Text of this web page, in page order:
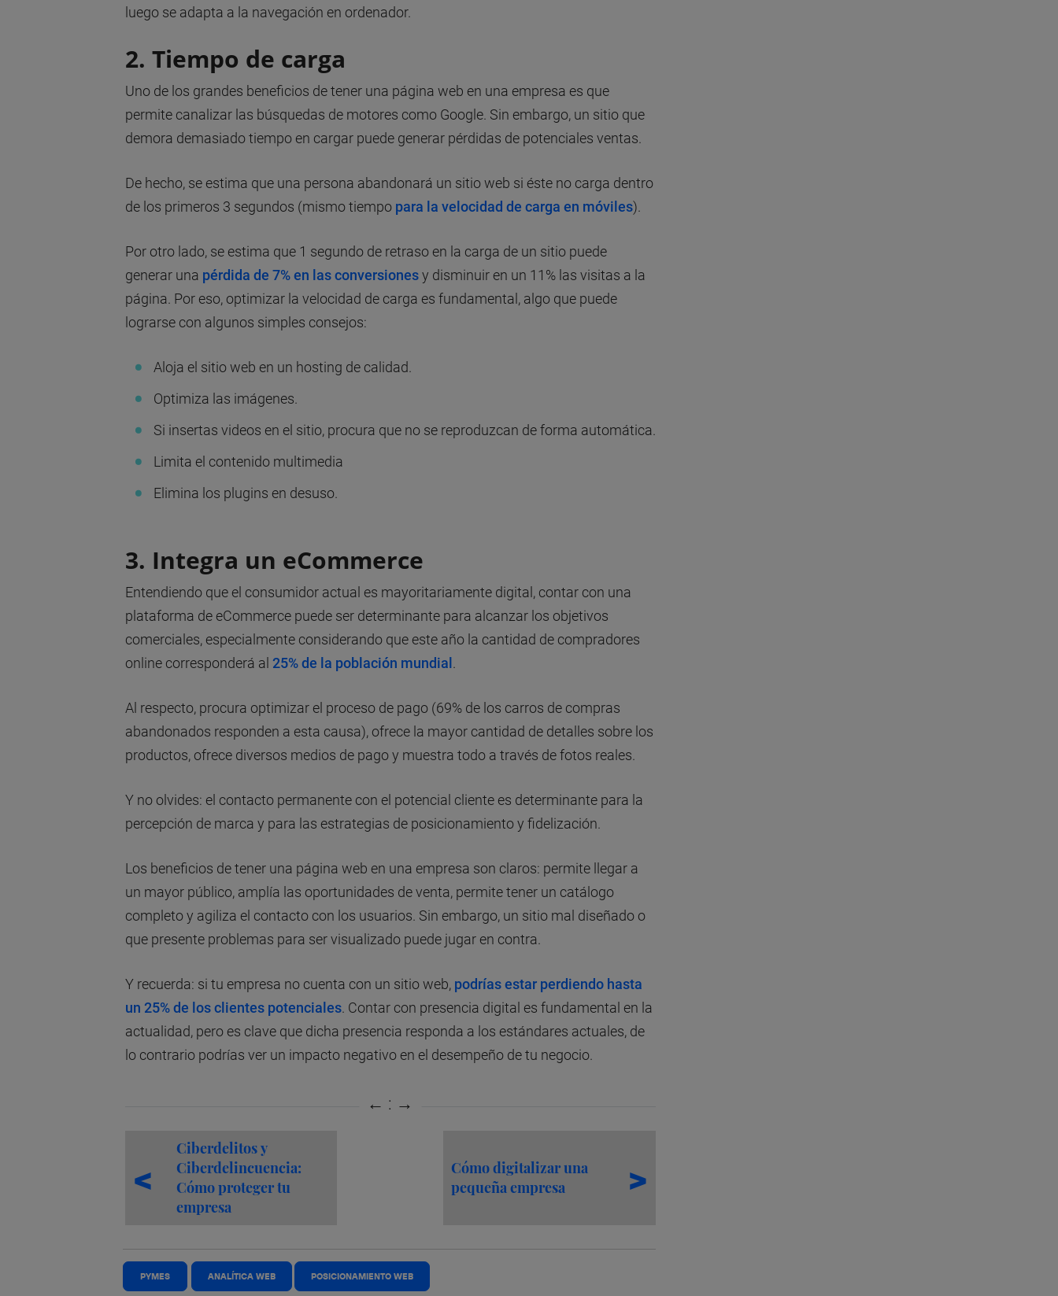
luego se adapta a la navegación en ordenador.
2. Tiempo de carga
Uno de los grandes beneficios de tener una página web en una empresa es que
permite canalizar las búsquedas de motores como Google. Sin embargo, un sitio que
demora demasiado tiempo en cargar puede generar pérdidas de potenciales ventas.
De hecho, se estima que una persona abandonará un sitio web si éste no carga dentro
de los primeros 3 segundos (mismo tiempo para la velocidad de carga en móviles).
Por otro lado, se estima que 1 segundo de retraso en la carga de un sitio puede
generar una pérdida de 7% en las conversionesy disminuir en un 11% las visitas a la
página. Por eso, optimizar la velocidad de carga es fundamental, algo que puede
lograrse con algunos simples consejos:
Aloja el sitio web en un hosting de calidad.
Optimiza las imágenes.
Si insertas videos en el sitio, procura que no se reproduzcan de forma automática.
Limita el contenido multimedia
Elimina los plugins en desuso.
3. Integra un eCommerce
Entendiendo que el consumidor actual es mayoritariamente digital, contar con una
plataforma de eCommerce puede ser determinante para alcanzar los objetivos
comerciales, especialmente considerando que este año la cantidad de compradores
online corresponderá al 25% de la población mundial .
Al respecto, procura optimizar el proceso de pago (69% de los carros de compras
abandonados responden a esta causa), ofrece la mayor cantidad de detalles sobre los
productos, ofrece diversos medios de pago y muestra todo a través de fotos reales.
Y no olvides: el contacto permanente con el potencial cliente es determinante para la
percepción de marca y para las estrategias de posicionamiento y fidelización.
Los beneficios de tener una página web en una empresa son claros: permite llegar a
un mayor público, amplía las oportunidades de venta, permite tener un catálogo
completo y agiliza el contacto con los usuarios. Sin embargo, un sitio mal diseñado o
que presente problemas para ser visualizado puede jugar en contra.
Y recuerda: si tu empresa no cuenta con un sitio web, podrías estar perdiendo hasta
un 25% de los clientes potenciales. Contar con presencia digital es fundamental en la
actualidad, pero es clave que dicha presencia responda a los estándares actuales, de
lo contrario podrías ver un impacto negativo en el desempeño de tu negocio.
Ciberdelitos y
Ciberdelincuencia:
Cómo proteger tu
empresa
Cómo digitalizar una
pequeña empresa
PYMES ANALÍTICA WEB POSICIONAMIENTO WEB